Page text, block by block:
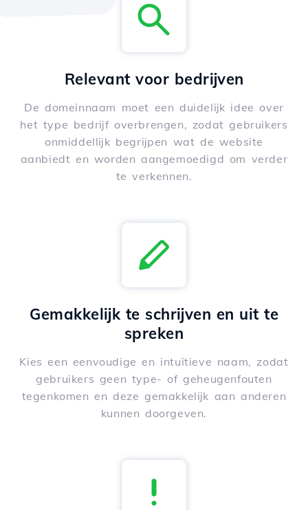
Relevant voor bedrijven
De domeinnaam moet een duidelijk idee over
het type bedrijf overbrengen, zodat gebruikers
onmiddellijk begrijpen wat de website
aanbiedt en worden aangemoedigd om verder
te verkennen.
Gemakkelijk te schrijven en uit te
spreken
Kies een eenvoudige en intuïtieve naam, zodat
gebruikers geen type- of geheugenfouten
tegenkomen en deze gemakkelijk aan anderen
kunnen doorgeven.